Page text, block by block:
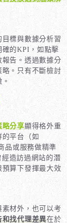
目標與數據分析習
確的KPI，如點擊
告。透過數據分
。只有不斷檢討
。
略分享顯得格外重
平台（如
品或服務做精準
造訪過網站的潛
算下發揮最大效
材外，也可以考
和找代理差異在於